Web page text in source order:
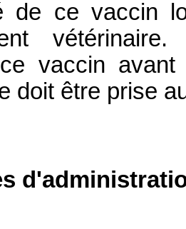
de ce vaccin
ce vaccin
doit être prise